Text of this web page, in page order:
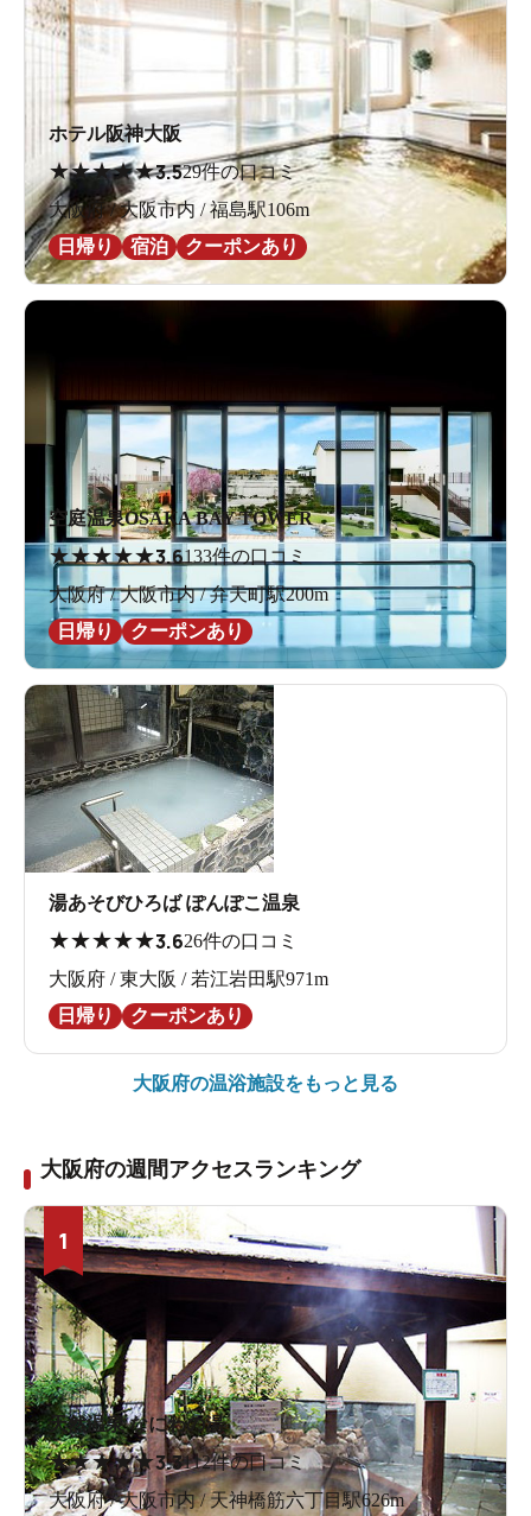
ホテル阪神大阪
★★★★★3.529件の口コミ
大阪府 / 大阪市内 / 福島駅106m
日帰り
宿泊 クーポンあり
空庭温泉OSAKA BAY TOWER
★★★★★3.6133件の口コミ
大阪府 / 大阪市内 / 弁天町駅200m
日帰り
クーポンあり
湯あそびひろば ぽんぽこ温泉
★★★★★3.626件の口コミ
大阪府 / 東大阪 / 若江岩田駅971m
日帰り
クーポンあり
大阪府の温浴施設をもっと見る
大阪府の週間アクセスランキング
1
天然温泉 なにわの湯
★★★★★3.3112件の口コミ
大阪府 / 大阪市内 / 天神橋筋六丁目駅626m